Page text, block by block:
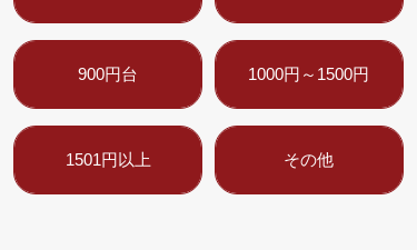
900円台 1000円～1500円
1501円以上 その他